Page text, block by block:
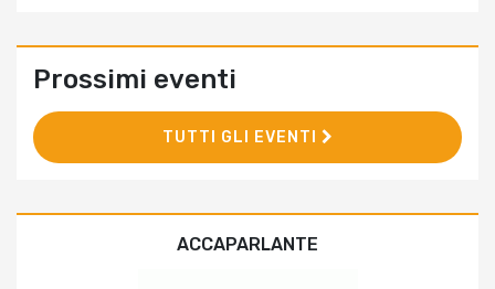
Prossimi eventi
TUTTI GLI EVENTI
ACCAPARLANTE